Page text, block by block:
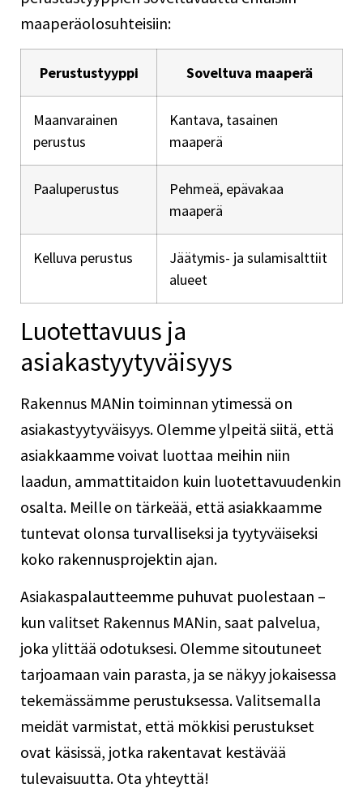
maaperäolosuhteisiin:
Perustustyyppi Soveltuva maaperä
Maanvarainen
perustus
Kantava, tasainen
maaperä
Paaluperustus
Pehmeä, epävakaa
maaperä
Kelluva perustus
Jäätymis- ja sulamisalttiit
alueet
Luotettavuus ja
asiakastyytyväisyys
Rakennus MANin toiminnan ytimessä on
asiakastyytyväisyys. Olemme ylpeitä siitä, että
asiakkaamme voivat luottaa meihin niin
laadun, ammattitaidon kuin luotettavuudenkin
osalta. Meille on tärkeää, että asiakkaamme
tuntevat olonsa turvalliseksi ja tyytyväiseksi
koko rakennusprojektin ajan.
Asiakaspalautteemme puhuvat puolestaan –
kun valitset Rakennus MANin, saat palvelua,
joka ylittää odotuksesi. Olemme sitoutuneet
tarjoamaan vain parasta, ja se näkyy jokaisessa
tekemässämme perustuksessa. Valitsemalla
meidät varmistat, että mökkisi perustukset
ovat käsissä, jotka rakentavat kestävää
tulevaisuutta. Ota yhteyttä!